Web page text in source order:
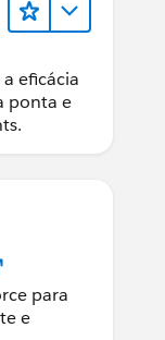
eficácia
ponta e
para
e